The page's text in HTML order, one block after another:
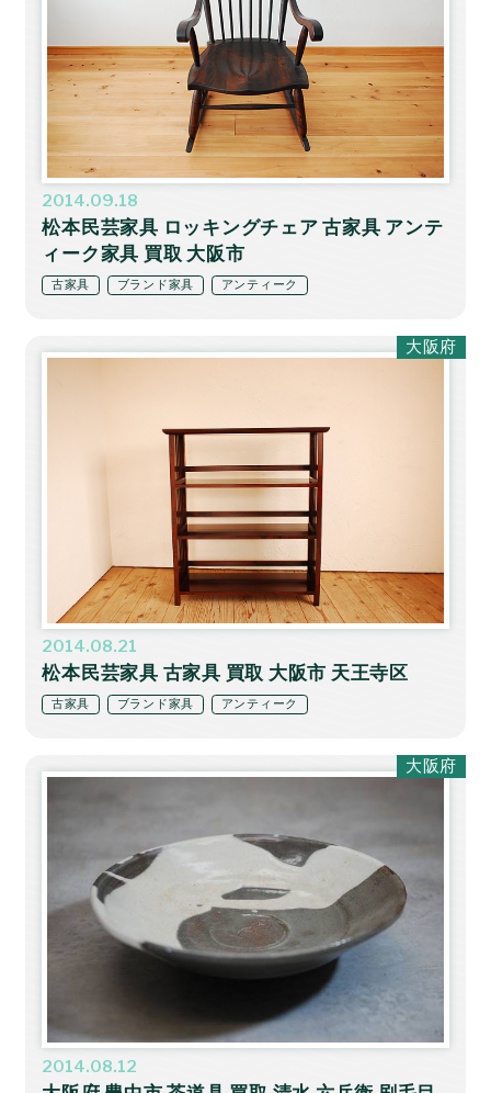
2014.09.18
松本民芸家具 ロッキングチェア 古家具 アンテ
ィーク家具 買取 大阪市
古家具 ブランド家具 アンティーク
2014.08.21
松本民芸家具 古家具 買取 大阪市 天王寺区
古家具 ブランド家具 アンティーク
大阪府
2014.08.12
大阪府